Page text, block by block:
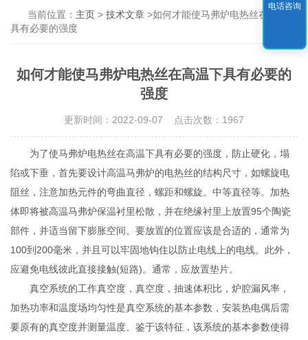
当前位置： 主页 >技术文章 >如何才能使马弗炉电热丝在高温下
具有必要的强度
如何才能使马弗炉电热丝在高温下具有必要的
强度
更新时间：2022-09-07 点击次数：1967
为了使马弗炉电热丝在高温下具有必要的强度，防止硬化，塌
陷或下垂，首先要设计高温马弗炉的电热丝的结构尺寸，如螺旋电
阻丝，注意加热元件的弯曲直径，螺距和螺旋。中等直径等。加热
体即将被高温马弗炉保温衬里松散，并在绝缘衬里上放置95个陶瓷
部件，并适当留下膨胀空间。要放置的位置应该是合适的，通常为
100到200毫米，并且可以牢固地钩住以防止电线上的电线。此外，
应避免电线彼此直接接触(短路)。通常，应放置垫片。
真空系统的工作真空度，真空度，抽速体积比，炉腔漏风率，
加热功率和温度场均匀性是真空系统的基本参数，安装热电偶后需
要原有的真空度并测量温度。鉴于该特征，该系统的基本参数使得
电话咨询